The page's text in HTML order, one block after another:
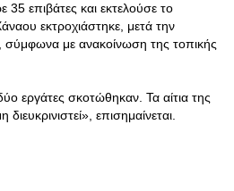
35 επιβάτες και εκτελούσε το
εκτροχιάστηκε, μετά την
με ανακοίνωση της τοπικής
εργάτες σκοτώθηκαν. Τα αίτια της
επισημαίνεται.